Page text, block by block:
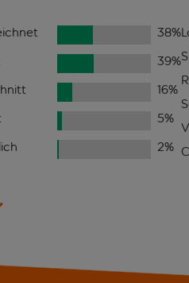
38%
39%
16%
5%
2%